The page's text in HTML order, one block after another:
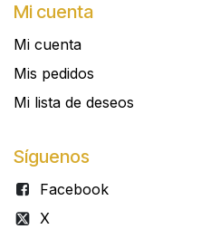
Mi cuenta
Mi cuenta
Mis pedidos
Mi lista de deseos
Síguenos
Facebook
X